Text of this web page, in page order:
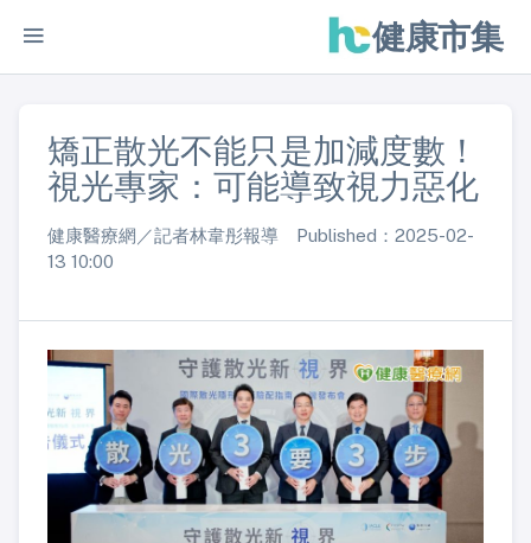
健康市集
矯正散光不能只是加減度數！
視光專家：可能導致視力惡化
健康醫療網／記者林韋彤報導 Published：2025-02-
13 10:00